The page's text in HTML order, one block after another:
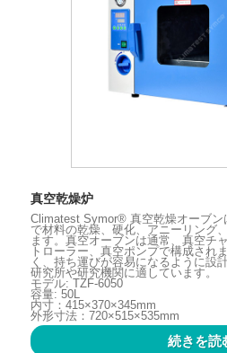
真空乾燥炉
Climatest Symor® 真空乾燥オーブン
で材料の乾燥、硬化、アニーリング
ます。真空オーブンは通常、真空チ
トローラー、真空ポンプで構成され
く、持ち運びが容易になるように設
研究所や研究機関に適しています。
モデル: TZF-6050
容量: 50L
内寸：415×370×345mm
外形寸法：720×515×535mm
続きを読